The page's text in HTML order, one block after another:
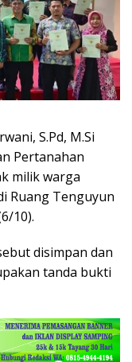
S.Pd, M.Si
Pertanahan
milik warga
Ruang Tenguyun
10).
disimpan dan
tanda bukti